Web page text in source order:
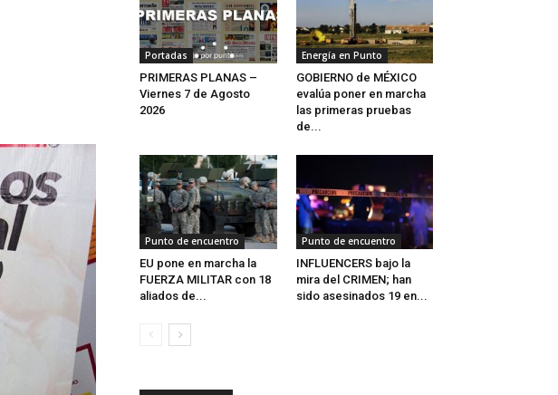
Portadas
PRIMERAS PLANAS –
Viernes 7 de Agosto
2026
Energía en Punto
GOBIERNO de MÉXICO
evalúa poner en marcha
las primeras pruebas
de...
Punto de encuentro
EU pone en marcha la
FUERZA MILITAR con 18
aliados de...
Punto de encuentro
INFLUENCERS bajo la
mira del CRIMEN; han
sido asesinados 19 en...